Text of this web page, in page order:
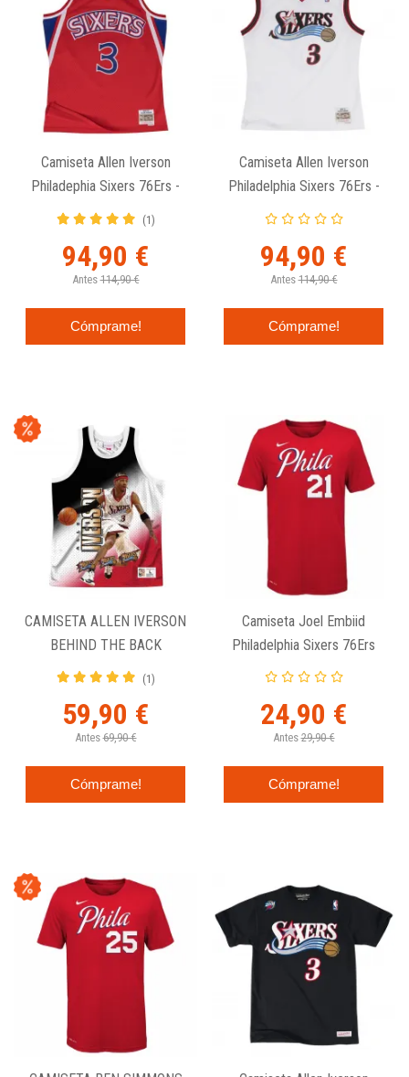
Camiseta Allen Iverson
Philadephia Sixers 76Ers -
1996-97 Swingman Roja.
(1)
94,90 €
Antes 114,90 €
Cómprame!
Camiseta Allen Iverson
Philadelphia Sixers 76Ers -
2000-01 Swingman Blanca.
94,90 €
Antes 114,90 €
Cómprame!
CAMISETA ALLEN IVERSON
BEHIND THE BACK
PHILADELPHIA 76ERS -
(1)
59,90 €
Antes 69,90 €
Cómprame!
Camiseta Joel Embiid
Philadelphia Sixers 76Ers
Nike - Junior
24,90 €
Antes 29,90 €
Cómprame!